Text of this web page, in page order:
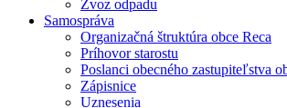
Zvoz odpadu
Samospráva
Organizačná štruktúra obce Reca
Príhovor starostu
Poslanci obecného zastupiteľstva
Zápisnice
Uznesenia